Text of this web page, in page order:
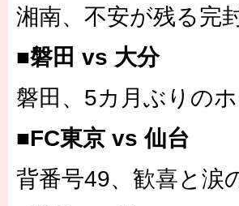
湘南、不安が残る完
■磐田 vs 大分
磐田、5カ月ぶりの
■FC東京 vs 仙台
背番号49、歓喜と涙